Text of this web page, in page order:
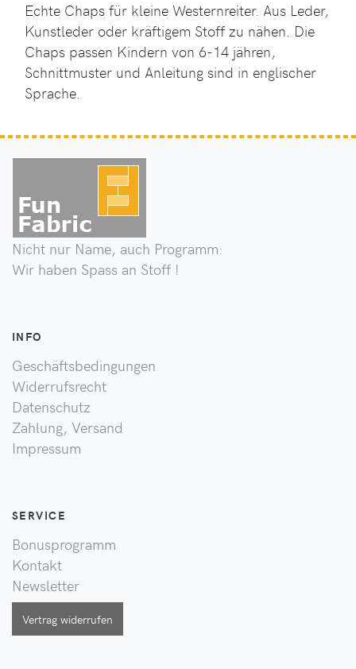
Echte Chaps für kleine Westernreiter. Aus Leder,
Kunstleder oder kräftigem Stoff zu nähen. Die
Chaps passen Kindern von 6-14 jähren,
Schnittmuster und Anleitung sind in englischer
Sprache.
Nicht nur Name, auch Programm:
Wir haben Spass an Stoff !
INFO
Geschäftsbedingungen
Widerrufsrecht
Datenschutz
Zahlung, Versand
Impressum
SERVICE
Bonusprogramm
Kontakt
Newsletter
Vertrag widerrufen